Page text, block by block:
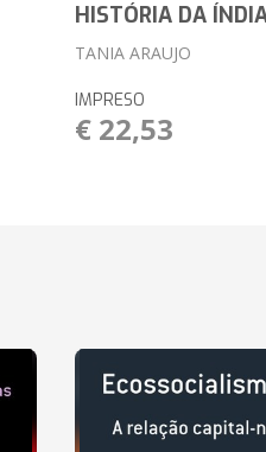
HISTÓRIA DA
TANIA ARAUJO
IMPRESO
€ 22,53